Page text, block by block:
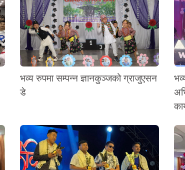
भव्य रुपमा सम्पन्न ज्ञानकुञ्जको ग्राजुएसन
डे